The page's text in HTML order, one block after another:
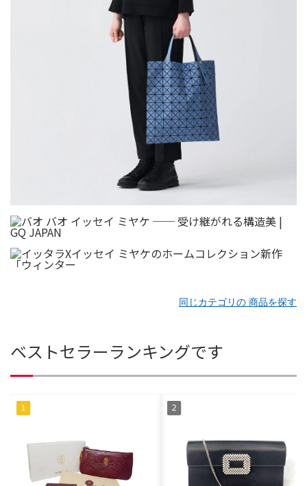
同じカテゴリの 商品を探す
ベストセラーランキングです